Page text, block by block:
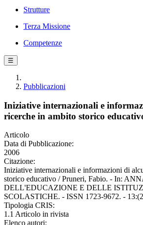
Strutture
Terza Missione
Competenze
☰
Pubblicazioni
Iniziative internazionali e
ricerche in ambito storico
Articolo
Data di Pubblicazione:
2006
Citazione:
Iniziative internazionali e informazioni di
storico educativo / Pruneri, Fabio. - In:
DELL'EDUCAZIONE E DELLE
SCOLASTICHE. - ISSN 1723-9672. -
Tipologia CRIS:
1.1 Articolo in rivista
Elenco autori: